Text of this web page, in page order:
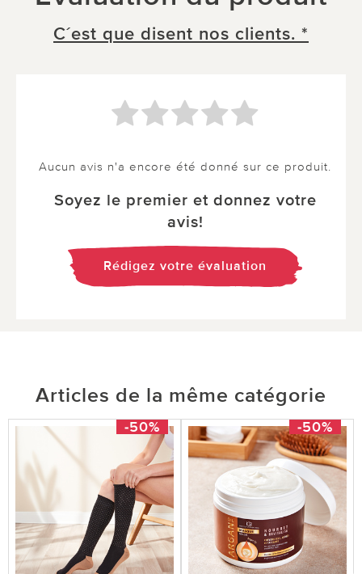
C´est que disent nos clients. *
Aucun avis n'a encore été donné sur ce produit.
Soyez le premier et donnez votre
avis!
Rédigez votre évaluation
Articles de la même catégorie
-50% -50%